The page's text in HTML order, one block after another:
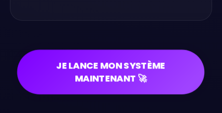
JE LANCE MON SYSTÈME
MAINTENANT 🚀